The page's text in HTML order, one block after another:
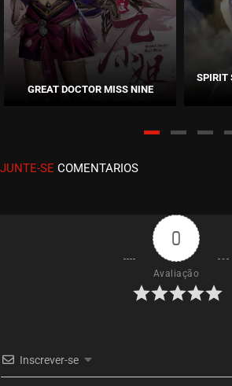
ASSISTIDO
EPISÓDIO 471
junho 16, 2025
ASSISTIDO
EPISÓDIO 469
maio 23, 2025
EPISÓDIO 468
EPISÓDIO 467
GREAT DOCTOR MISS NINE
SPIRIT
JUNTE-SE COMENTARIOS
0
Avaliação
Inscrever-se